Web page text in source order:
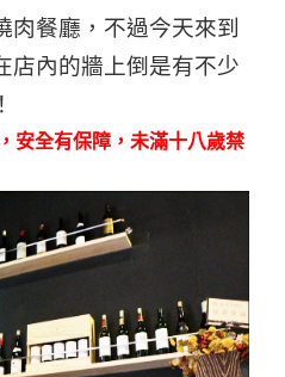
肉餐廳，不過今天來到
店內的牆上倒是有不少
安全有保障，未滿十八歲禁